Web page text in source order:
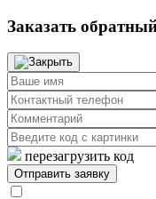
Заказать
перезагрузить код